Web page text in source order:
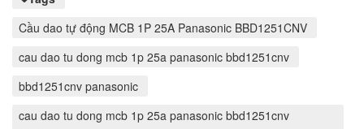
Cầu dao tự động MCB 1P 25A Panasonic BBD1251CNV
cau dao tu dong mcb 1p 25a panasonic bbd1251cnv
bbd1251cnv panasonic
cau dao tu dong mcb 1p 25a panasonic bbd1251cnv